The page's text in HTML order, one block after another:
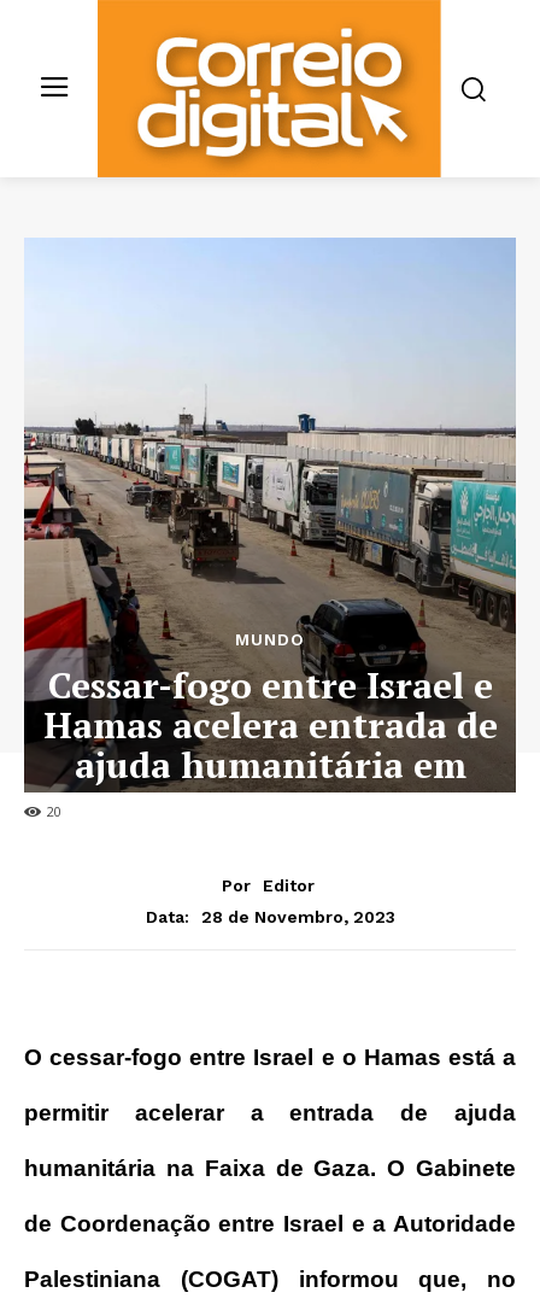
20
MUNDO
Cessar-fogo entre Israel e
Hamas acelera entrada de
ajuda humanitária em
Gaza
Por
Editor
Data:
28 de Novembro, 2023
O cessar-fogo entre Israel e o Hamas está a
permitir acelerar a entrada de ajuda
humanitária na Faixa de Gaza. O Gabinete
de Coordenação entre Israel e a Autoridade
Palestiniana (COGAT) informou que, no